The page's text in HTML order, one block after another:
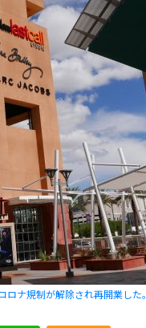
ナ規制が解除され再開業した。